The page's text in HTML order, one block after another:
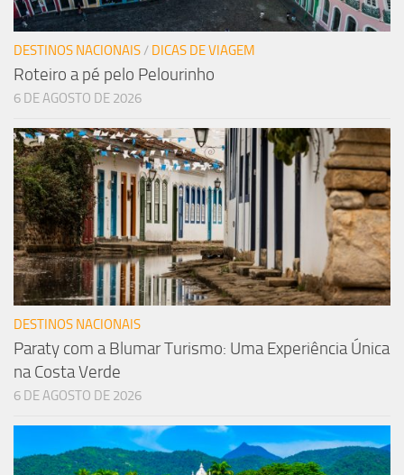
DESTINOS NACIONAIS/ DICAS DE VIAGEM
Roteiro a pé pelo Pelourinho
6 DE AGOSTO DE 2026
DESTINOS NACIONAIS
Paraty com a Blumar Turismo: Uma Experiência Única
na Costa Verde
6 DE AGOSTO DE 2026